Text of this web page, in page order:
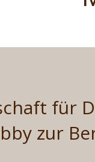
für
zur